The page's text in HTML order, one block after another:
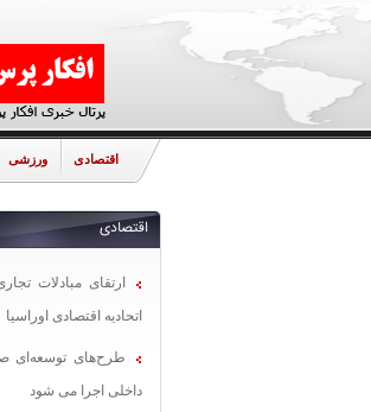
اقتصادی ورزشی
اقتصادی
ارتقای مبادلات
اتحادیه اقتصادی اوراسیا
طرح‌های توسعه‌ای
داخلی اجرا می شود